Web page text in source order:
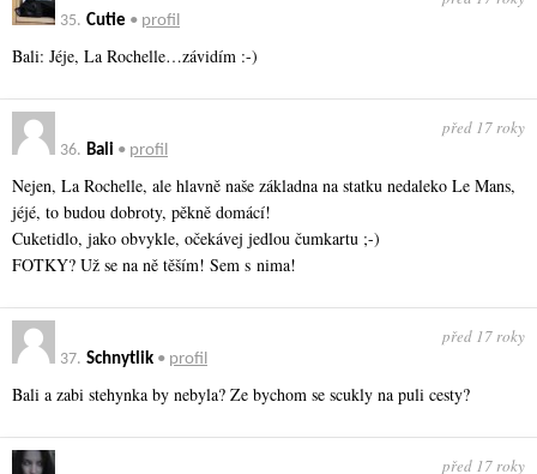
35. Cutie • profil
Bali: Jéje, La Rochelle…závidím :-)
36. Bali • profil
před 17 roky
Nejen, La Rochelle, ale hlavně naše základna na statku nedaleko Le Mans,
jéjé, to budou dobroty, pěkně domácí!
Cuketidlo, jako obvykle, očekávej jedlou čumkartu ;-)
FOTKY? Už se na ně těším! Sem s nima!
37. Schnytlik • profil
před 17 roky
Bali a zabi stehynka by nebyla? Ze bychom se scukly na puli cesty?
před 17 roky